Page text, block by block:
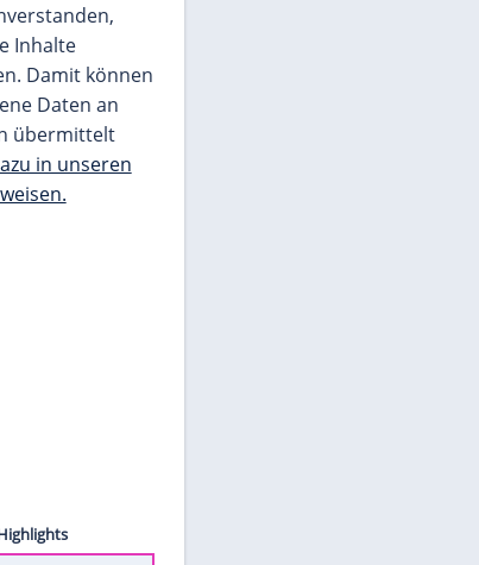
können diesen mit einem Klick anzeigen
jetzt aktivieren
Ich bin damit einverstanden,
dass mir externe Inhalte